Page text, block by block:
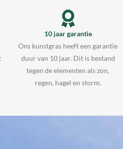
10 jaar garantie
Ons kunstgras heeft een garantie
duur van 10 jaar. Dit is bestand
tegen de elementen als zon,
regen, hagel en storm.